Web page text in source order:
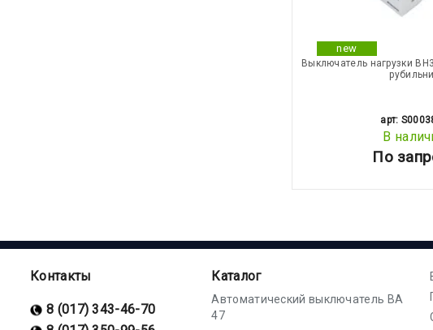
new
Выключатель нагрузки
арт:
В
По
Контакты
8 (017) 343-46-70
Каталог
Автоматический выключатель ВА
47